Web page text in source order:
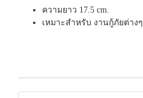
ความยาว 17.5 cm.
เหมาะสำหรับ งานกู้ภัยต่างๆ